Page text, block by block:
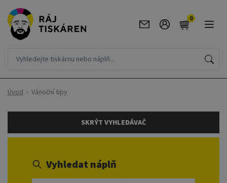
0
Úvod Vánoční tipy
SKRÝT VYHLEDÁVAČ
Vyhledat náplň